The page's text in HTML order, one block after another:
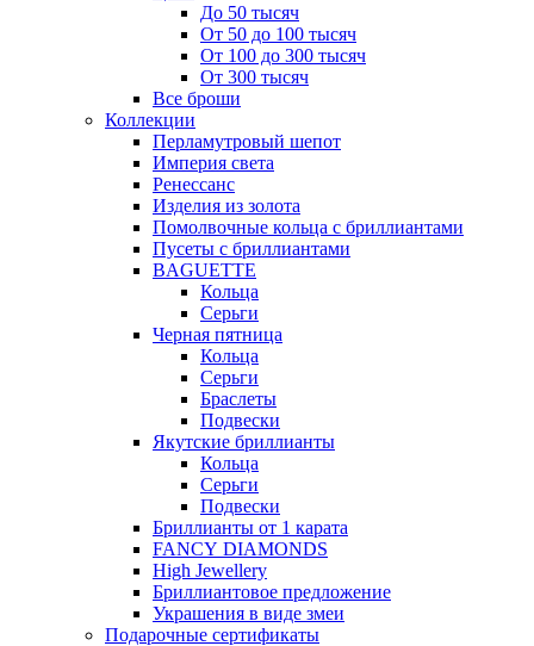
До 50 тысяч
От 50 до 100 тысяч
От 100 до 300 тысяч
От 300 тысяч
Все броши
Коллекции
Перламутровый шепот
Империя света
Ренессанс
Изделия из золота
Помолвочные кольца с бриллиантами
Пусеты с бриллиантами
BAGUETTE
Кольца
Серьги
Черная пятница
Кольца
Серьги
Браслеты
Подвески
Якутские бриллианты
Кольца
Серьги
Подвески
Бриллианты от 1 карата
FANCY DIAMONDS
High Jewellery
Бриллиантовое предложение
Украшения в виде змеи
Подарочные сертификаты